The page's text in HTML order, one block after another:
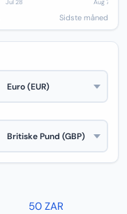
Sidste måned
50 ZAR